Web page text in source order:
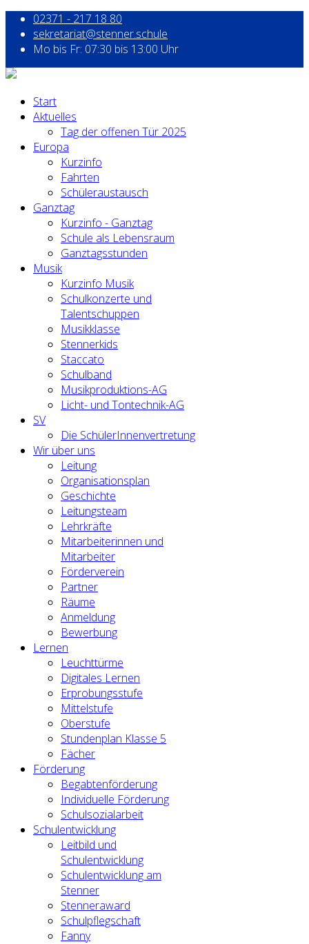
02371 - 217 18 80
sekretariat@stenner.schule
Mo bis Fr: 07:30 bis 13:00 Uhr
Start
Aktuelles
Tag der offenen Tür 2025
Europa
Kurzinfo
Fahrten
Schüleraustausch
Ganztag
Kurzinfo - Ganztag
Schule als Lebensraum
Ganztagsstunden
Musik
Kurzinfo Musik
Schulkonzerte und
Talentschuppen
Musikklasse
Stennerkids
Staccato
Schulband
Musikproduktions-AG
Licht- und Tontechnik-AG
SV
Die SchülerInnenvertretung
Wir über uns
Leitung
Organisationsplan
Geschichte
Leitungsteam
Lehrkräfte
Mitarbeiterinnen und
Mitarbeiter
Förderverein
Partner
Räume
Anmeldung
Bewerbung
Lernen
Leuchttürme
Digitales Lernen
Erprobungsstufe
Mittelstufe
Oberstufe
Stundenplan Klasse 5
Fächer
Förderung
Begabtenförderung
Individuelle Förderung
Schulsozialarbeit
Schulentwicklung
Leitbild und
Schulentwicklung
Schulentwicklung am
Stenner
Stenneraward
Schulpflegschaft
Fanny